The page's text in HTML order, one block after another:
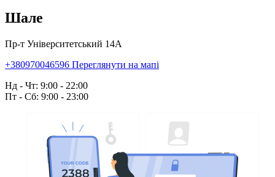
Шале
Пр-т Університетський 14А
+380970046596 Переглянути на мапі
Нд - Чт: 9:00 - 22:00
Пт - Сб: 9:00 - 23:00